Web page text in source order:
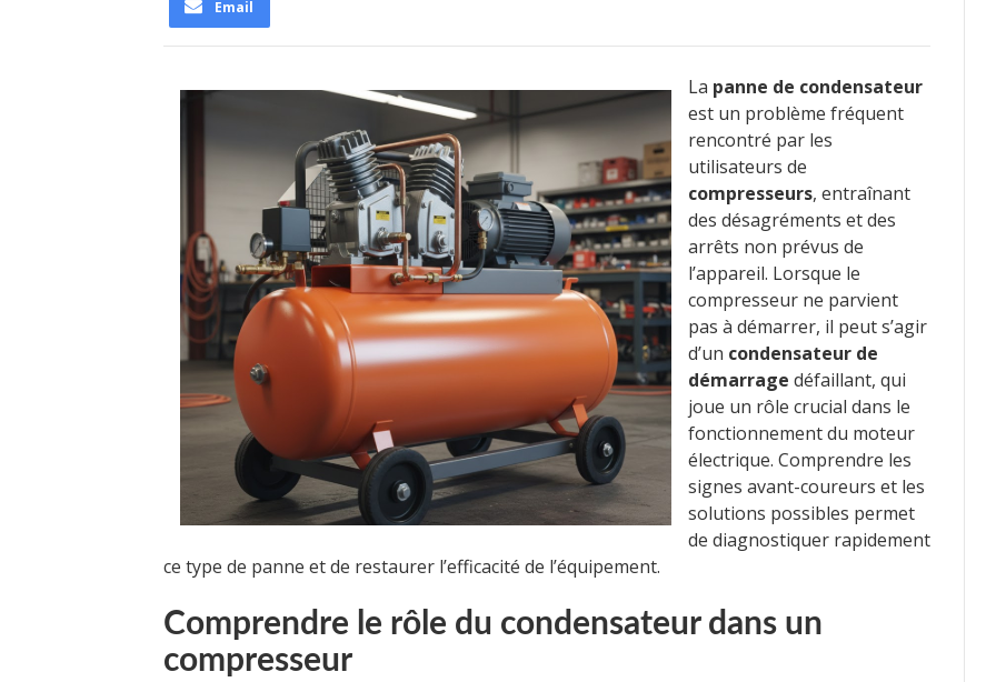
Email
La panne de condensateur
est un problème fréquent
rencontré par les
utilisateurs de
compresseurs, entraînant
des désagréments et des
arrêts non prévus de
l’appareil. Lorsque le
compresseur ne parvient
pas à démarrer, il peut s’agir
d’un condensateur de
démarrage défaillant, qui
joue un rôle crucial dans le
fonctionnement du moteur
électrique. Comprendre les
signes avant-coureurs et les
solutions possibles permet
de diagnostiquer rapidement
ce type de panne et de restaurer l’efficacité de l’équipement.
Comprendre le rôle du condensateur dans un
compresseur